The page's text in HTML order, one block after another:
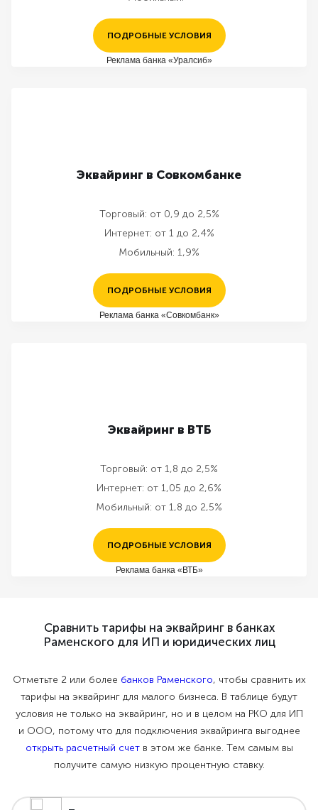
ПОДРОБНЫЕ УСЛОВИЯ
Реклама банка «Уралсиб»
Эквайринг в Совкомбанке
Торговый: от 0,9 до 2,5%
Интернет: от 1 до 2,4%
Мобильный: 1,9%
ПОДРОБНЫЕ УСЛОВИЯ
Реклама банка «Совкомбанк»
Эквайринг в ВТБ
Торговый: от 1,8 до 2,5%
Интернет: от 1,05 до 2,6%
Мобильный: от 1,8 до 2,5%
ПОДРОБНЫЕ УСЛОВИЯ
Реклама банка «ВТБ»
Сравнить тарифы на эквайринг в банках
Раменского для ИП и юридических лиц
Отметьте 2 или более банков Раменского, чтобы сравнить их
тарифы на эквайринг для малого бизнеса. В таблице будут
условия не только на эквайринг, но и в целом на РКО для ИП
и ООО, потому что для подключения эквайринга выгоднее
открыть расчетный счетв этом же банке. Тем самым вы
получите самую низкую процентную ставку.